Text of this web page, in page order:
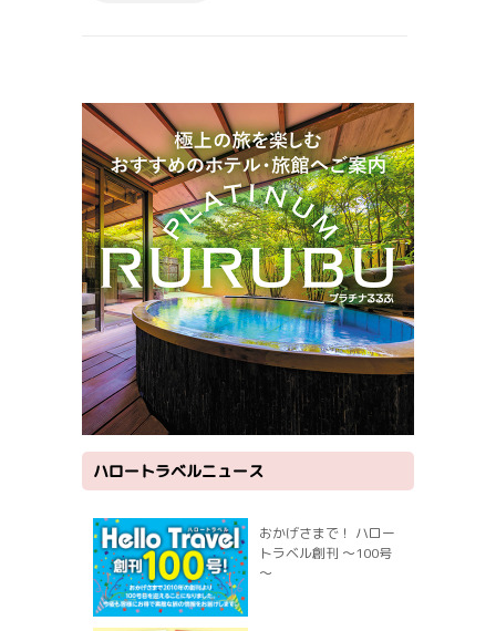
ハロートラベルニュース
おかげさまで！ ハロー
トラベル創刊 ～100号
～